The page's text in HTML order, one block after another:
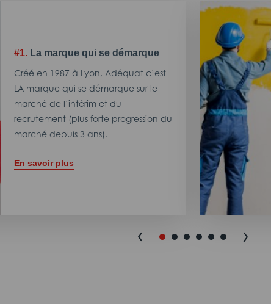
#1. La marque qui se démarque
Créé en 1987 à Lyon, Adéquat c’est
LA marque qui se démarque sur le
marché de l’intérim et du
recrutement (plus forte progression du
marché depuis 3 ans).
En savoir plus